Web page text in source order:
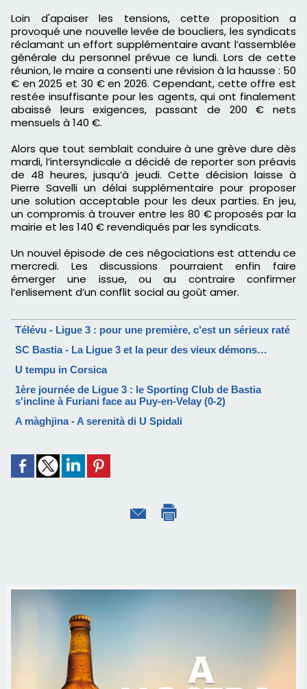
Loin d'apaiser les tensions, cette proposition a
provoqué une nouvelle levée de boucliers, les syndicats
réclamant un effort supplémentaire avant l’assemblée
générale du personnel prévue ce lundi. Lors de cette
réunion, le maire a consenti une révision à la hausse : 50
€ en 2025 et 30 € en 2026. Cependant, cette offre est
restée insuffisante pour les agents, qui ont finalement
abaissé leurs exigences, passant de 200 € nets
mensuels à 140 €.
Alors que tout semblait conduire à une grève dure dès
mardi, l’intersyndicale a décidé de reporter son préavis
de 48 heures, jusqu’à jeudi. Cette décision laisse à
Pierre Savelli un délai supplémentaire pour proposer
une solution acceptable pour les deux parties. En jeu,
un compromis à trouver entre les 80 € proposés par la
mairie et les 140 € revendiqués par les syndicats.
Un nouvel épisode de ces négociations est attendu ce
mercredi. Les discussions pourraient enfin faire
émerger une issue, ou au contraire confirmer
l’enlisement d’un conflit social au goût amer.
Télévu - Ligue 3 : pour une première, c’est un sérieux raté
SC Bastia - La Ligue 3 et la peur des vieux démons…
U tempu in Corsica
1ère journée de Ligue 3 : le Sporting Club de Bastia
s'incline à Furiani face au Puy-en-Velay (0-2)
A màghjina - A serenità di U Spidali